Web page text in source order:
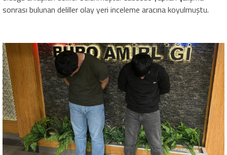
sonrası bulunan deliller olay yeri inceleme aracına koyulmuştu.